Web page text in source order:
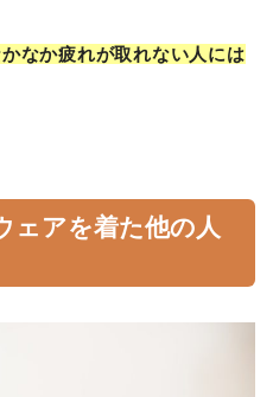
なか疲れが取れない人には
ェアを着た他の人